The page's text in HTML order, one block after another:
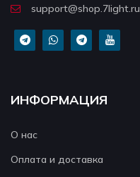
support@shop.7light.ru
ИНФОРМАЦИЯ
О нас
Оплата и доставка